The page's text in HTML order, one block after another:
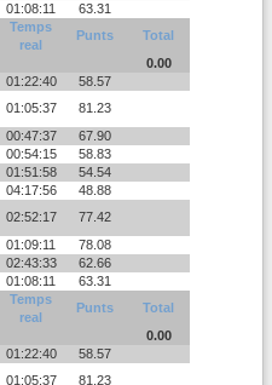
01:08:11
63.31
Temps
real
Punts
Total
0.00
01:22:40
58.57
01:05:37
81.23
00:47:37
67.90
00:54:15
58.83
01:51:58
54.54
04:17:56
48.88
02:52:17
77.42
01:09:11
78.08
02:43:33
62.66
01:08:11
63.31
Temps
real
Punts
Total
0.00
01:22:40
58.57
01:05:37
81.23